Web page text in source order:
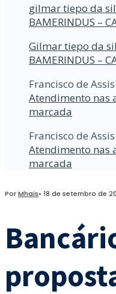
gilmar tiepo da
BAMERINDUS –
Gilmar tiepo da
BAMERINDUS –
Francisco de
Atendimento nas
marcada
Francisco de
Atendimento nas
marcada
PorMhais• 18 de setembro de